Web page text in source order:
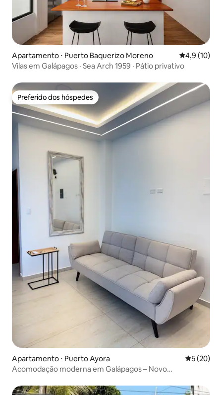
Apartamento ⋅ Puerto Baquerizo Moreno 4,9 de uma
4,9 (10)
Vilas em Galápagos · Sea Arch 1959 · Pátio privativo
Preferido dos hóspedes
Preferido dos hóspedes
Apartamento ⋅ Puerto Ayora 5 de uma
5 (20)
Acomodação moderna em Galápagos – Novo